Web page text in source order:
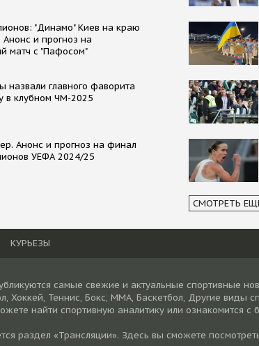
"Динамо" Киев на краю
Анонс и прогноз на
матч с "Пафосом"
назвали главного фаворита
в клубном ЧМ-2025
Анонс и прогноз на финал
УЕФА 2024/25
СМОТРЕТЬ
КУРЬЕЗЫ
самые свежие и актуальные спортивные
Хоккей, Теннис, Бокс, ММА, Баскетбол, Другие виды
найти спортивную аналитику или ознакомится
раздел «Трансляции». Здесь вы сможете